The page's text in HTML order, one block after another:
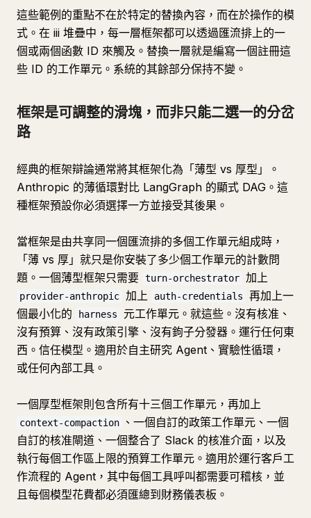
這些範例的重點不在於特定的替換內容，而在於操作的模
式。在 iii 堆疊中，每一層框架都可以透過匯流排上的一
個或兩個函數 ID 來觸及。替換一層就是編寫一個註冊這
些 ID 的工作單元。系統的其餘部分保持不變。
框架是可調整的滑塊，而非只能二選一的分岔
路
經典的框架辯論通常將其框架化為「薄型 vs 厚型」。
Anthropic 的薄循環對比 LangGraph 的顯式 DAG。這
種框架預設你必須選擇一方並接受其後果。
當框架是由共享同一個匯流排的多個工作單元組成時，
「薄 vs 厚」就只是你安裝了多少個工作單元的計數問
題。一個薄型框架只需要 turn-orchestrator 加上
provider-anthropic 加上 auth-credentials
再加上一
個最小化的
harness
元工作單元。就這些。沒有核准、
沒有預算、沒有政策引擎、沒有鉤子分發器。運行任何東
西。信任模型。適用於自主研究 Agent、實驗性循環，
或任何內部工具。
一個厚型框架則包含所有十三個工作單元，再加上
context-compaction
、一個自訂的政策工作單元、一個
自訂的核准閘道、一個整合了 Slack 的核准介面，以及
執行每個工作區上限的預算工作單元。適用於運行客戶工
作流程的 Agent，其中每個工具呼叫都需要可稽核，並
且每個模型花費都必須匯總到財務儀表板。